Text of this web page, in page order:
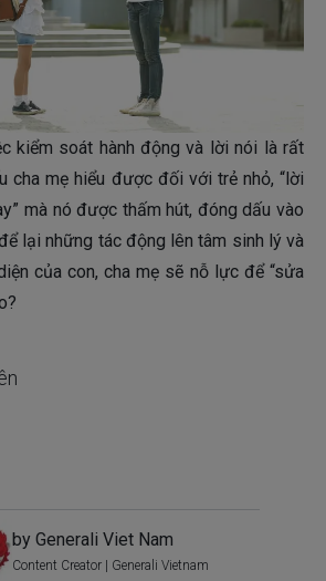
kiểm soát hành động và lời nói là rất
cha mẹ hiểu được đối với trẻ nhỏ, “lời
mà nó được thấm hút, đóng dấu vào
lại những tác động lên tâm sinh lý và
của con, cha mẹ sẽ nỗ lực để “sửa
by Generali Viet Nam
Content Creator | Generali Vietnam